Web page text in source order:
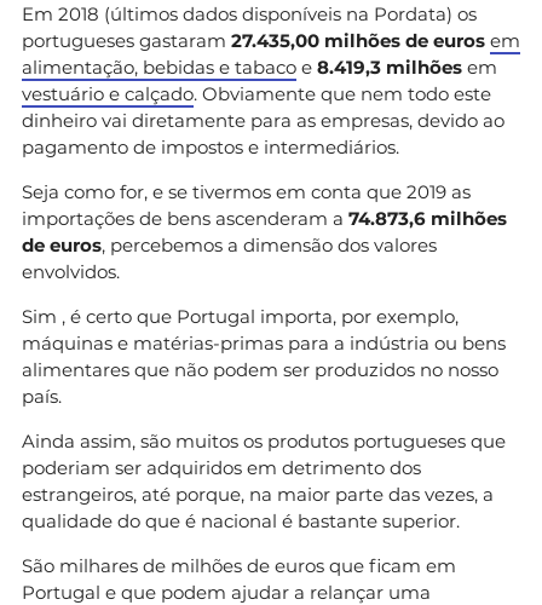
Em 2018 (últimos dados disponíveis na Pordata) os
portugueses gastaram 27.435,00 milhões de euros em
alimentação, bebidas e tabaco e 8.419,3 milhões em
vestuário e calçado. Obviamente que nem todo este
dinheiro vai diretamente para as empresas, devido ao
pagamento de impostos e intermediários.
Seja como for, e se tivermos em conta que 2019 as
importações de bens ascenderam a 74.873,6 milhões
de euros, percebemos a dimensão dos valores
envolvidos.
Sim , é certo que Portugal importa, por exemplo,
máquinas e matérias-primas para a indústria ou bens
alimentares que não podem ser produzidos no nosso
país.
Ainda assim, são muitos os produtos portugueses que
poderiam ser adquiridos em detrimento dos
estrangeiros, até porque, na maior parte das vezes, a
qualidade do que é nacional é bastante superior.
São milhares de milhões de euros que ficam em
Portugal e que podem ajudar a relançar uma